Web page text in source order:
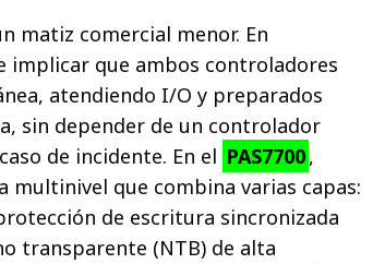
matiz comercial menor. En
implicar que ambos controladores
atendiendo I/O y preparados
sin depender de un controlador
de incidente. En el PAS7700,
multinivel que combina varias capas:
de escritura sincronizada
transparente (NTB) de alta